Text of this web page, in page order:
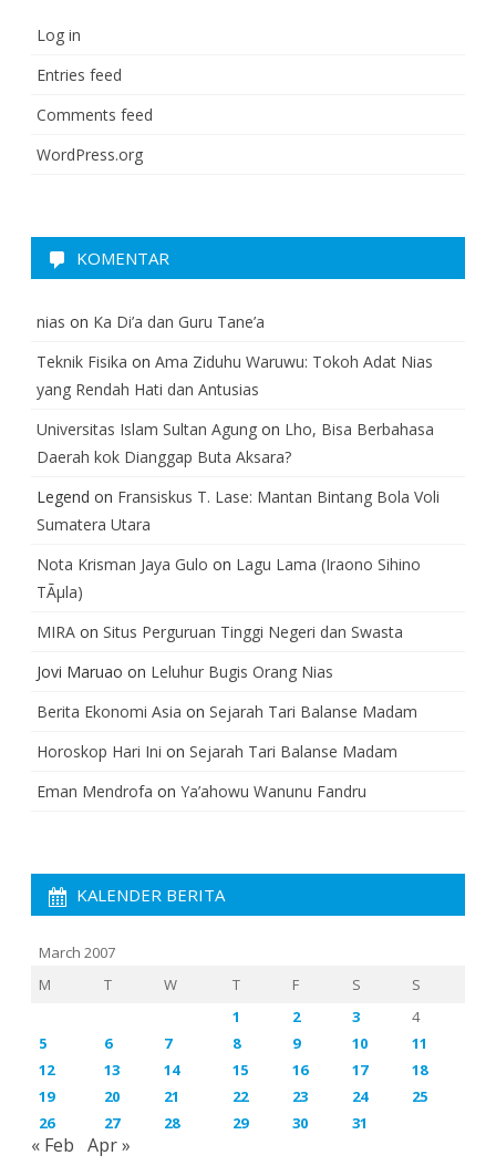
Log in
Entries feed
Comments feed
WordPress.org
KOMENTAR
nias on Ka Di’a dan Guru Tane’a
Teknik Fisika on Ama Ziduhu Waruwu: Tokoh Adat Nias
yang Rendah Hati dan Antusias
Universitas Islam Sultan Agung on Lho, Bisa Berbahasa
Daerah kok Dianggap Buta Aksara?
Legend on Fransiskus T. Lase: Mantan Bintang Bola Voli
Sumatera Utara
Nota Krisman Jaya Gulo on Lagu Lama (Iraono Sihino
TÃµla)
MIRA on Situs Perguruan Tinggi Negeri dan Swasta
Jovi Maruao on Leluhur Bugis Orang Nias
Berita Ekonomi Asia on Sejarah Tari Balanse Madam
Horoskop Hari Ini on Sejarah Tari Balanse Madam
Eman Mendrofa on Ya’ahowu Wanunu Fandru
KALENDER BERITA
March 2007
M
T W T F S
S
1
2 3
4
5
6 7 8 9 10
11
12
13 14 15 16 17
18
19
20 21 22 23 24
25
26
27 28 29 30 31
« Feb Apr »